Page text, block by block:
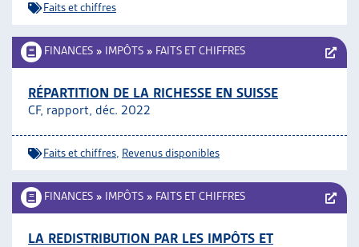
Faits et chiffres
FINANCES » IMPÔTS » FAITS ET CHIFFRES
RÉPARTITION DE LA RICHESSE EN SUISSE
CF, rapport, déc. 2022
Faits et chiffres Revenus disponibles
FINANCES » IMPÔTS » FAITS ET CHIFFRES
LA REDISTRIBUTION PAR LES IMPÔTS ET